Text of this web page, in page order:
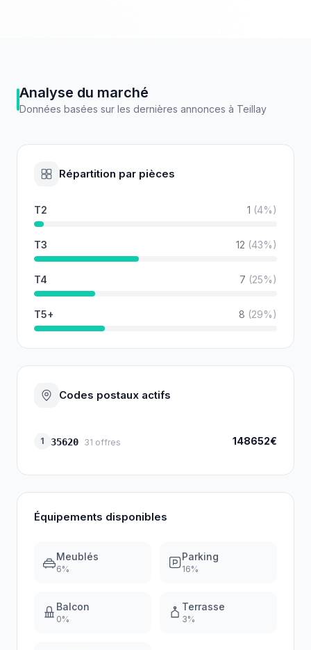
Analyse du marché
Données basées sur les dernières annonces à Teillay
Répartition par pièces
T2 1 (4%)
T3 12 (43%)
T4 7 (25%)
T5+ 8 (29%)
Codes postaux actifs
1 35620 31 offres 148652€
Équipements disponibles
Meublés
6%
Parking
16%
Balcon
0%
Terrasse
3%